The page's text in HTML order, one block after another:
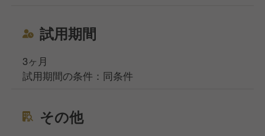
試用期間
3ヶ月
試用期間の条件：同条件
その他